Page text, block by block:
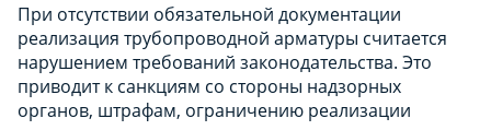
При отсутствии обязательной документации
реализация трубопроводной арматуры считается
нарушением требований законодательства. Это
приводит к санкциям со стороны надзорных
органов, штрафам, ограничению реализации